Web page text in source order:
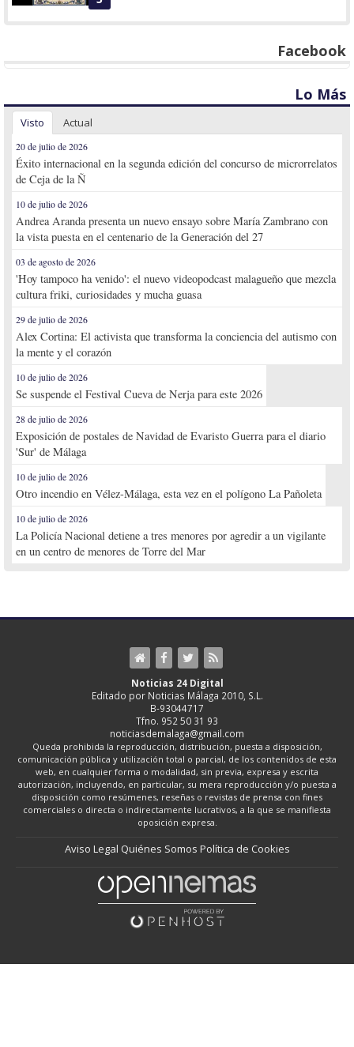
Facebook
Lo Más
Visto Actual
20 de julio de 2026
Éxito internacional en la segunda edición del concurso de microrrelatos
de Ceja de la Ñ
10 de julio de 2026
Andrea Aranda presenta un nuevo ensayo sobre María Zambrano con
la vista puesta en el centenario de la Generación del 27
03 de agosto de 2026
'Hoy tampoco ha venido': el nuevo videopodcast malagueño que mezcla
cultura friki, curiosidades y mucha guasa
29 de julio de 2026
Alex Cortina: El activista que transforma la conciencia del autismo con
la mente y el corazón
10 de julio de 2026
Se suspende el Festival Cueva de Nerja para este 2026
28 de julio de 2026
Exposición de postales de Navidad de Evaristo Guerra para el diario
'Sur' de Málaga
10 de julio de 2026
Otro incendio en Vélez-Málaga, esta vez en el polígono La Pañoleta
10 de julio de 2026
La Policía Nacional detiene a tres menores por agredir a un vigilante
en un centro de menores de Torre del Mar
Noticias 24 Digital
Editado por Noticias Málaga 2010, S.L.
B-93044717
Tfno. 952 50 31 93
noticiasdemalaga@gmail.com
Queda prohibida la reproducción, distribución, puesta a disposición,
comunicación pública y utilización total o parcial, de los contenidos de esta
web, en cualquier forma o modalidad, sin previa, expresa y escrita
autorización, incluyendo, en particular, su mera reproducción y/o puesta a
disposición como resúmenes, reseñas o revistas de prensa con fines
comerciales o directa o indirectamente lucrativos, a la que se manifiesta
oposición expresa.
Aviso Legal Quiénes Somos Política de Cookies